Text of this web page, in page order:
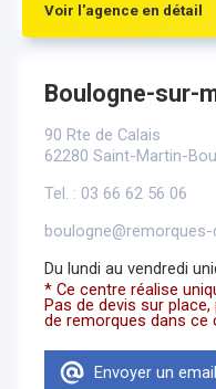
Voir l'agence en détail
Boulogne-sur-
90 Rte de Calais
62280 Saint-Martin-
Tel. : 03 66 62 56 06
Du lundi au vendredi
* Ce centre réalise
Pas de devis sur
de remorques dans ce
Envoyer un email